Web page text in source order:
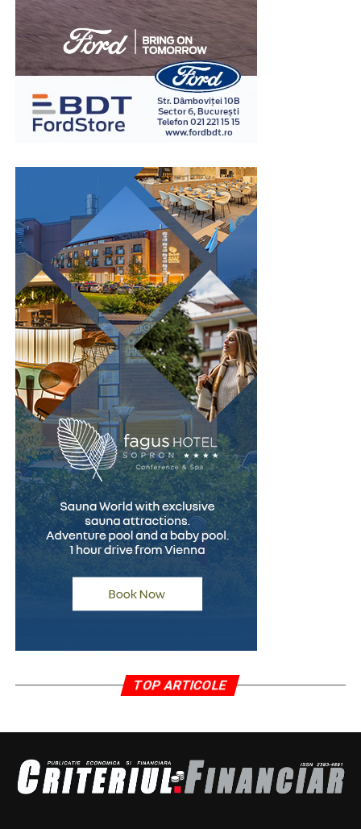
În cadrul examinării, specialistul formulează întrebări
relevante pentru situația investigată și analizează
răspunsurile împreună cu reacțiile fiziologice
înregistrate. Interpretarea rezultatelor este realizată în
baza unor metode și protocoale specifice, de către
examinatori instruiți în acest domeniu.
subiective, examinarea poligraf urmărește indicatori
fiziologici măsurabili, ceea ce oferă un grad suplimentar
de obiectivitate în procesul de evaluare. Din acest motiv,
testul este utilizat în numeroase contexte, inclusiv în
investigații interne, procese de selecție pentru anumite
funcții sensibile sau verificarea unor declarații în cadrul
unor anchete.
Este important de înțeles că rezultatul unui test
poligraf trebuie interpretat în contextul întregii situații
și al celorlalte informații disponibile. Tocmai această
abordare echilibrată îi conferă valoare ca instrument
complementar de verificare.
Un pas spre recâștigarea
încrederii
Pentru persoanele care au fost acuzate pe nedrept,
procesul de recâștigare a încrederii poate fi dificil și de
durată. În multe cazuri, simpla dorință de a efectua un
test poligraf transmite un mesaj important despre
disponibilitatea de a clarifica situația într-un mod
După finalizarea examinării, specialistul întocmește un
raport oficial care reflectă concluziile evaluării. Acest
document poate fi prezentat, atunci când este necesar
persoane implicate în soluționarea cazului.
Pentru numeroși oameni, un astfel de raport reprezintă
un element care contribuie la reconstruirea credibilității
TOP ARTICOLE